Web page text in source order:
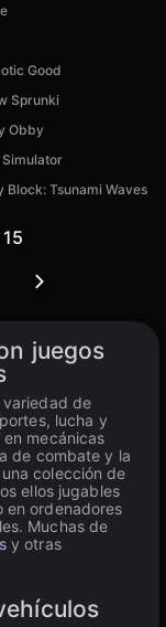
Good
Sprunki
Obby
Block: Tsunami Waves
15
juegos
variedad de
lucha y
mecánicas
de combate y la
colección de
ellos jugables
ordenadores
Muchas de
y otras